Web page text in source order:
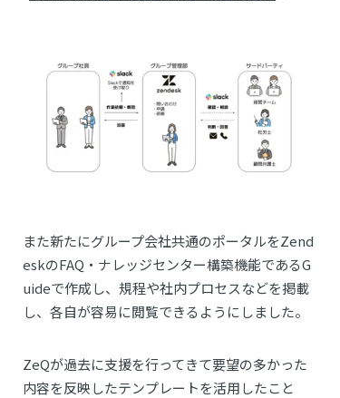
また新たにグループ会社共通のポータルをZend
eskのFAQ・ナレッジセンター構築機能であるG
uideで作成し、規程や社内プロセスなどを掲載
し、各自が容易に閲覧できるようにしました。
ZeQが過去に支援を行ってきて要望の多かった
内容を反映したテンプレートを活用したこと